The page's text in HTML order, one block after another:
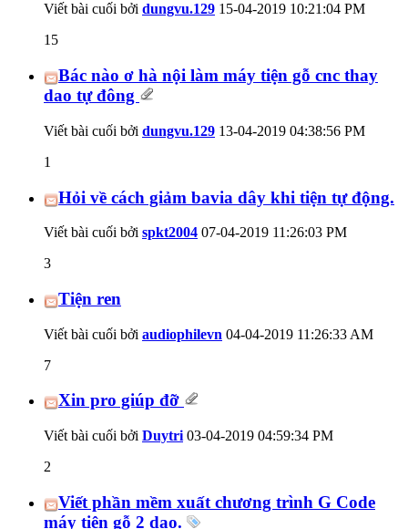
Viết bài cuối bởi dungvu.129 15-04-2019 10:21:04 PM
15
Bác nào ơ hà nội làm máy tiện gỗ cnc thay
dao tự đông
Viết bài cuối bởi dungvu.129 13-04-2019 04:38:56 PM
1
Hỏi về cách giảm bavia dây khi tiện tự động.
Viết bài cuối bởi spkt2004 07-04-2019 11:26:03 PM
3
Tiện ren
Viết bài cuối bởi audiophilevn 04-04-2019 11:26:33 AM
7
Xin pro giúp đỡ
Viết bài cuối bởi Duytri 03-04-2019 04:59:34 PM
2
Viết phần mềm xuất chương trình G Code
máy tiện gỗ 2 dao.